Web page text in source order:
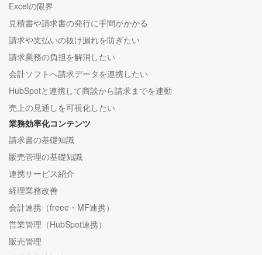
Excelの限界
見積書や請求書の発行に手間がかかる
請求や支払いの抜け漏れを防ぎたい
請求業務の負担を解消したい
会計ソフトへ請求データを連携したい
HubSpotと連携して商談から請求までを連動
売上の見通しを可視化したい
業務効率化コンテンツ
請求書の基礎知識
販売管理の基礎知識
連携サービス紹介
経理業務改善
会計連携（freee・MF連携）
営業管理（HubSpot連携）
販売管理